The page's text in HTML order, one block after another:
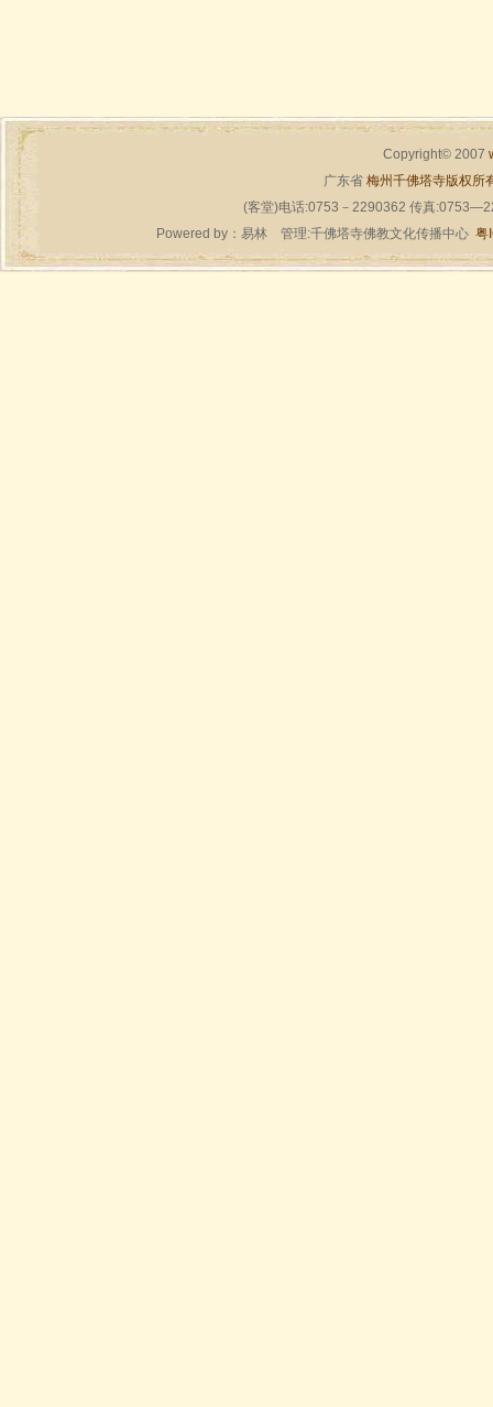
Copyright© 2007
广东省 梅州千佛塔寺版权所
(客堂)电话:0753－2290362 传真
Powered by： 易林管理:千佛塔寺佛教文化传播中心 粤